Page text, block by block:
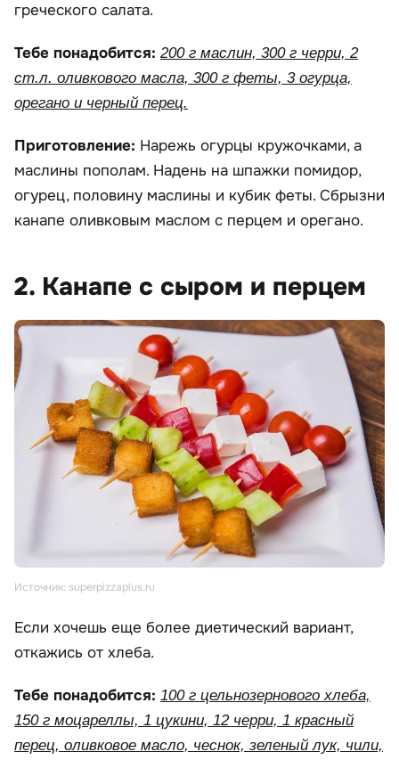
греческого салата.
Тебе понадобится: 200 г маслин, 300 г черри, 2
ст.л. оливкового масла, 300 г феты, 3 огурца,
орегано и черный перец.
Приготовление: Нарежь огурцы кружочками, а
маслины пополам. Надень на шпажки помидор,
огурец, половину маслины и кубик феты. Сбрызни
канапе оливковым маслом с перцем и орегано.
2. Канапе с сыром и перцем
Источник: superpizzaplus.ru
Если хочешь еще более диетический вариант,
откажись от хлеба.
Тебе понадобится: 100 г цельнозернового хлеба,
150 г моцареллы, 1 цукини, 12 черри, 1 красный
перец, оливковое масло, чеснок, зеленый лук, чили,